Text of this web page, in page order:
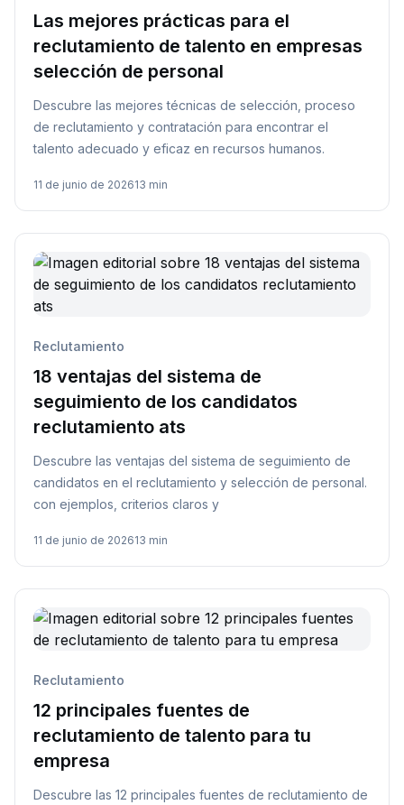
Las mejores prácticas para el
reclutamiento de talento en empresas
selección de personal
Descubre las mejores técnicas de selección, proceso
de reclutamiento y contratación para encontrar el
talento adecuado y eficaz en recursos humanos.
11 de junio de 202613 min
Reclutamiento
18 ventajas del sistema de
seguimiento de los candidatos
reclutamiento ats
Descubre las ventajas del sistema de seguimiento de
candidatos en el reclutamiento y selección de personal.
con ejemplos, criterios claros y
11 de junio de 202613 min
Reclutamiento
12 principales fuentes de
reclutamiento de talento para tu
empresa
Descubre las 12 principales fuentes de reclutamiento de